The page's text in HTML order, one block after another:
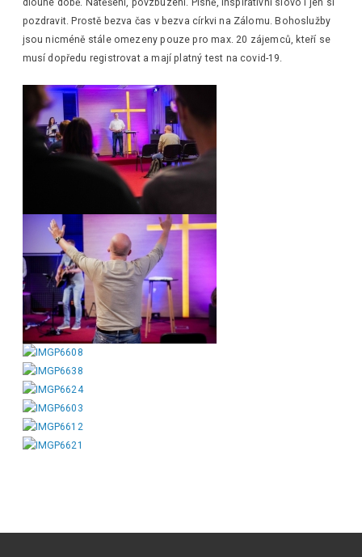
dlouhé době. Natěšeni, povzbuzeni. Písně, inspirativní slovo i jen si
pozdravit. Prostě bezva čas v bezva církvi na Zálomu. Bohoslužby
jsou nicméně stále omezeny pouze pro max. 20 zájemců, kteří se
musí dopředu registrovat a mají platný test na covid-19.